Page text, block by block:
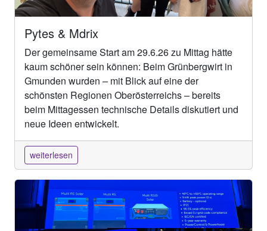
Pytes & Mdrix
Der gemeinsame Start am 29.6.26 zu Mittag hätte
kaum schöner sein können: Beim Grünbergwirt in
Gmunden wurden – mit Blick auf eine der
schönsten Regionen Oberösterreichs – bereits
beim Mittagessen technische Details diskutiert und
neue Ideen entwickelt.
weiterlesen